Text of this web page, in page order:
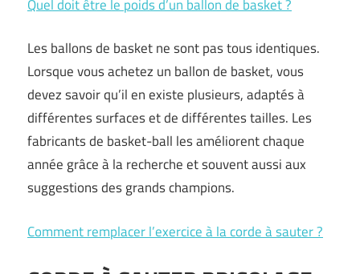
Quel doit être le poids d’un ballon de basket ?
Les ballons de basket ne sont pas tous identiques.
Lorsque vous achetez un ballon de basket, vous
devez savoir qu’il en existe plusieurs, adaptés à
différentes surfaces et de différentes tailles. Les
fabricants de basket-ball les améliorent chaque
année grâce à la recherche et souvent aussi aux
suggestions des grands champions.
Comment remplacer l’exercice à la corde à sauter ?